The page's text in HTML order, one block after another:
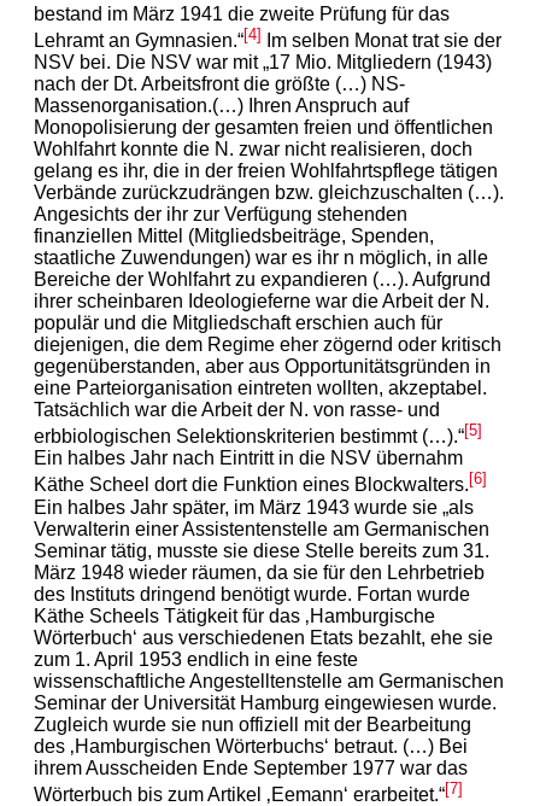
bestand im März 1941 die zweite Prüfung für das
Lehramt an Gymnasien.“[4]
Im selben Monat trat sie der
NSV bei. Die NSV war mit „17 Mio. Mitgliedern (1943)
nach der Dt. Arbeitsfront die größte (…) NS-
Massenorganisation.(…) Ihren Anspruch auf
Monopolisierung der gesamten freien und öffentlichen
Wohlfahrt konnte die N. zwar nicht realisieren, doch
gelang es ihr, die in der freien Wohlfahrtspflege tätigen
Verbände zurückzudrängen bzw. gleichzuschalten (…).
Angesichts der ihr zur Verfügung stehenden
finanziellen Mittel (Mitgliedsbeiträge, Spenden,
staatliche Zuwendungen) war es ihr n möglich, in alle
Bereiche der Wohlfahrt zu expandieren (…). Aufgrund
ihrer scheinbaren Ideologieferne war die Arbeit der N.
populär und die Mitgliedschaft erschien auch für
diejenigen, die dem Regime eher zögernd oder kritisch
gegenüberstanden, aber aus Opportunitätsgründen in
eine Parteiorganisation eintreten wollten, akzeptabel.
Tatsächlich war die Arbeit der N. von rasse- und
erbbiologischen Selektionskriterien bestimmt (…).“[5]
Ein halbes Jahr nach Eintritt in die NSV übernahm
Käthe Scheel dort die Funktion eines Blockwalters. [6]
Ein halbes Jahr später, im März 1943 wurde sie „als
Verwalterin einer Assistentenstelle am Germanischen
Seminar tätig, musste sie diese Stelle bereits zum 31.
März 1948 wieder räumen, da sie für den Lehrbetrieb
des Instituts dringend benötigt wurde. Fortan wurde
Käthe Scheels Tätigkeit für das ‚Hamburgische
Wörterbuch‘ aus verschiedenen Etats bezahlt, ehe sie
zum 1. April 1953 endlich in eine feste
wissenschaftliche Angestelltenstelle am Germanischen
Seminar der Universität Hamburg eingewiesen wurde.
Zugleich wurde sie nun offiziell mit der Bearbeitung
des ‚Hamburgischen Wörterbuchs‘ betraut. (…) Bei
ihrem Ausscheiden Ende September 1977 war das
Wörterbuch bis zum Artikel ‚Eemann‘ erarbeitet.“[7]